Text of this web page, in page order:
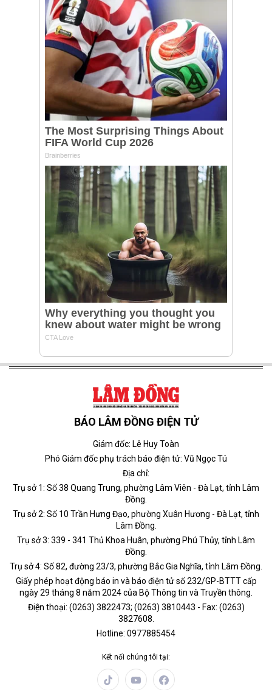
BÁO LÂM ĐỒNG ĐIỆN TỬ
Giám đốc: Lê Huy Toàn
Phó Giám đốc phụ trách báo điện tử: Vũ Ngọc Tú
Địa chỉ:
Trụ sở 1: Số 38 Quang Trung, phường Lâm Viên - Đà Lạt, tỉnh Lâm
Đồng.
Trụ sở 2: Số 10 Trần Hưng Đạo, phường Xuân Hương - Đà Lạt, tỉnh
Lâm Đồng.
Trụ sở 3: 339 - 341 Thủ Khoa Huân, phường Phú Thủy, tỉnh Lâm
Đồng.
Trụ sở 4: Số 82, đường 23/3, phường Bắc Gia Nghĩa, tỉnh Lâm Đồng.
Giấy phép hoạt động báo in và báo điện tử số 232/GP-BTTT cấp
ngày 29 tháng 8 năm 2024 của Bộ Thông tin và Truyền thông.
Điện thoại: (0263) 3822473; (0263) 3810443 - Fax: (0263)
3827608.
Hotline: 0977885454
Kết nối chúng tôi tại: